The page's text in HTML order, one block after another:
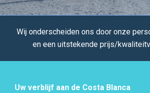
Wij onderscheiden ons door onze
en een uitstekende prijs/
Uw verblijf aan de Costa Blanca